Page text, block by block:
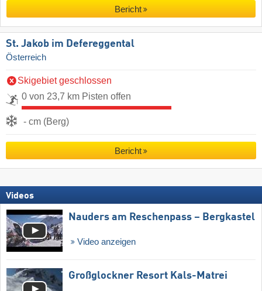
Bericht
St. Jakob im Defereggental
Österreich
Skigebiet geschlossen
0 von 23,7 km Pisten offen
- cm (Berg)
Bericht
Videos
Nauders am Reschenpass – Bergkastel
Video anzeigen
Großglockner Resort Kals-Matrei